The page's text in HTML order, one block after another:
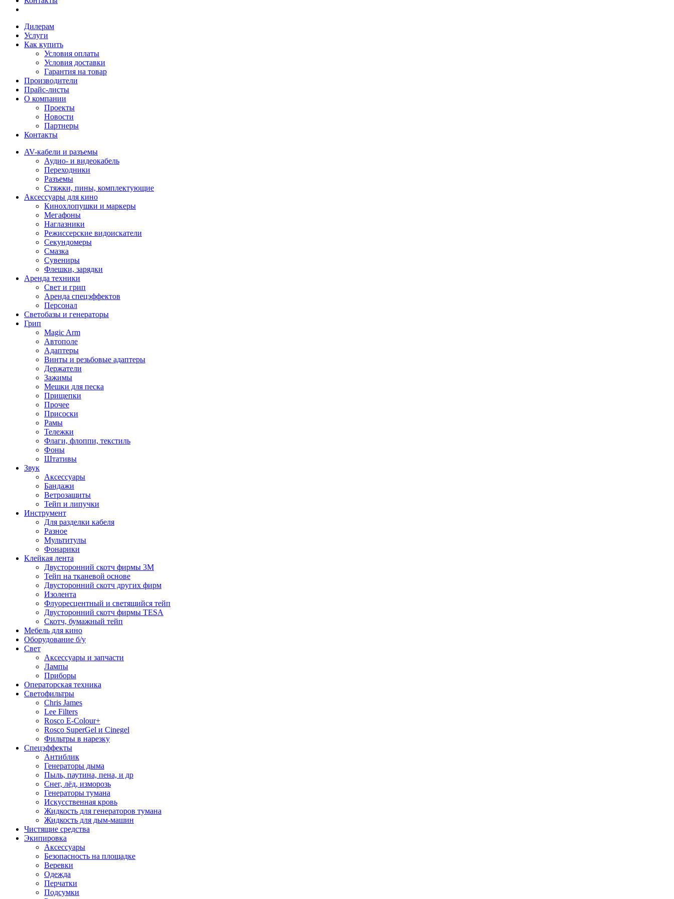
Дилерам
Услуги
Как купить
Условия оплаты
Условия доставки
Гарантия на товар
Производители
Прайс-листы
О компании
Проекты
Новости
Партнеры
Контакты
AV-кабели и разъемы
Аудио- и видеокабель
Переходники
Разъемы
Стяжки, пины, комплектующие
Аксессуары для кино
Кинохлопушки и маркеры
Мегафоны
Наглазники
Режиссерские видоискатели
Секундомеры
Смазка
Сувениры
Флешки, зарядки
Аренда техники
Свет и грип
Аренда спецэффектов
Персонал
Светобазы и генераторы
Грип
Magic Arm
Автополе
Адаптеры
Винты и резьбовые адаптеры
Держатели
Зажимы
Мешки для песка
Прищепки
Прочее
Присоски
Рамы
Тележки
Флаги, флоппи, текстиль
Фоны
Штативы
Звук
Аксессуары
Бандажи
Ветрозащиты
Тейп и липучки
Инструмент
Для разделки кабеля
Разное
Мультитулы
Фонарики
Клейкая лента
Двусторонний скотч фирмы 3M
Тейп на тканевой основе
Двусторонний скотч других фирм
Изолента
Флуоресцентный и светящийся тейп
Двусторонний скотч фирмы TESA
Скотч, бумажный тейп
Мебель для кино
Оборудование б/у
Свет
Аксессуары и запчасти
Лампы
Приборы
Операторская техника
Светофильтры
Chris James
Lee Filters
Rosco E-Colour+
Rosco SuperGel и Cinegel
Фильтры в нарезку
Спецэффекты
Антиблик
Генераторы дыма
Пыль, паутина, пена, и др
Снег, лёд, изморозь
Генераторы тумана
Искусственная кровь
Жидкость для генераторов тумана
Жидкость для дым-машин
Чистящие средства
Экипировка
Аксессуары
Безопасность на площадке
Веревки
Одежда
Перчатки
Подсумки